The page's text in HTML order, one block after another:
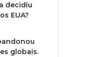
decidiu
EUA?
globais.